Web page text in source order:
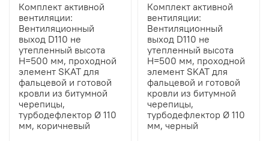
Комплект активной
вентиляции:
Вентиляционный
выход D110 не
утепленный высота
H=500 мм, проходной
элемент SKAT для
фальцевой и готовой
кровли из битумной
черепицы,
турбодефлектор Ø 110
мм, коричневый
Комплект активной
вентиляции:
Вентиляционный
выход D110 не
утепленный высота
H=500 мм, проходной
элемент SKAT для
фальцевой и готовой
кровли из битумной
черепицы,
турбодефлектор Ø 110
мм, черный